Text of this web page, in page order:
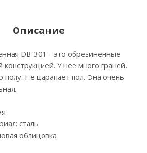
Описание
DB-301 - это обрезиненные
конструкцией. У нее много граней,
полу. Не царапает пол. Она очень
сталь
облицовка